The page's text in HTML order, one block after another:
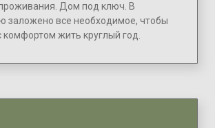
Дом под ключ. В
заложено все необходимое, чтобы
жить круглый год.